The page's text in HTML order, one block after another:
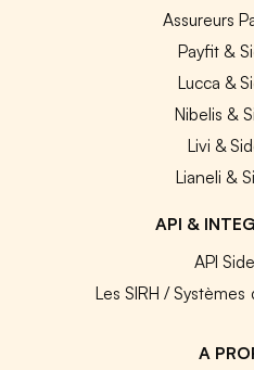
Assureurs
Payfit &
Lucca &
Nibelis &
Livi &
Lianeli &
API &
API
Les SIRH /
A